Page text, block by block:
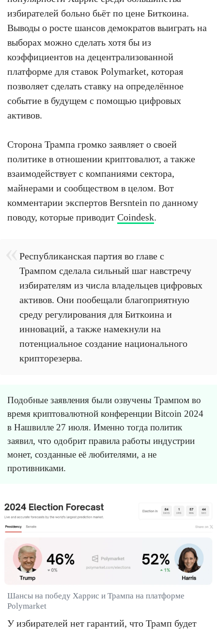
избирателей больно бьёт по цене Биткоина.
Выводы о росте шансов демократов выиграть на
выборах можно сделать хотя бы из
коэффициентов на децентрализованной
платформе для ставок Polymarket, которая
позволяет сделать ставку на определённое
событие в будущем с помощью цифровых
активов.
Сторона Трампа громко заявляет о своей
политике в отношении криптовалют, а также
взаимодействует с компаниями сектора,
майнерами и сообществом в целом. Вот
комментарии экспертов Bersntein по данному
поводу, которые приводит Coindesk.
Республиканская партия во главе с
Трампом сделала сильный шаг навстречу
избирателям из числа владельцев цифровых
активов. Они пообещали благоприятную
среду регулирования для Биткоина и
инноваций, а также намекнули на
потенциальное создание национального
крипторезерва.
Подобные заявления были озвучены Трампом во
время криптовалютной конференции Bitcoin 2024
в Нашвилле 27 июля. Именно тогда политик
заявил, что одобрит правила работы индустрии
монет, созданные её любителями, а не
противниками.
Шансы на победу Харрис и Трампа на платформе
Polymarket
У избирателей нет гарантий, что Трамп будет